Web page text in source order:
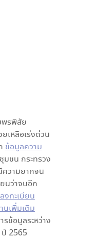
พรพิสัย
เหลือเร่งด่วน
ข้อมูลความ
ชน กระทรวง
ความยากจน
นว่าจนอีก
งทะเบียน
นเพิ่มเติม
ข้อมูลระหว่าง
2565